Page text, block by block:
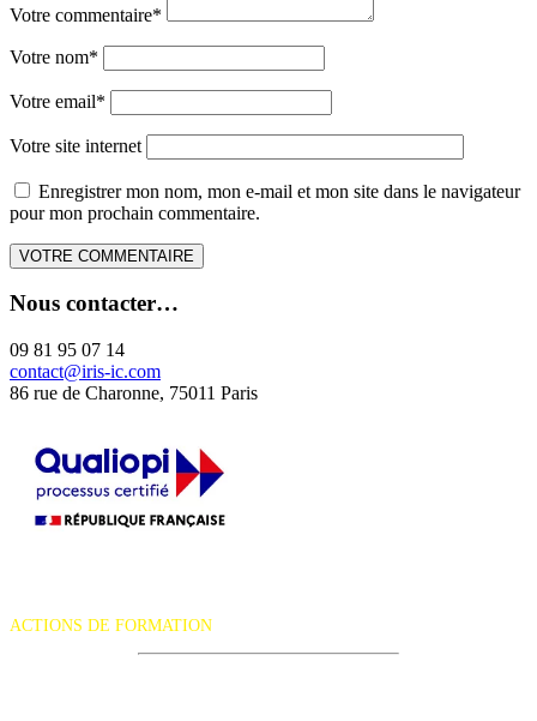
Votre commentaire*
Votre nom*
Votre email*
Votre site internet
Enregistrer mon nom, mon e-mail et mon site dans le navigateur
pour mon prochain commentaire.
Nous contacter…
09 81 95 07 14
contact@iris-ic.com
86 rue de Charonne, 75011 Paris
ACTIONS DE FORMATION